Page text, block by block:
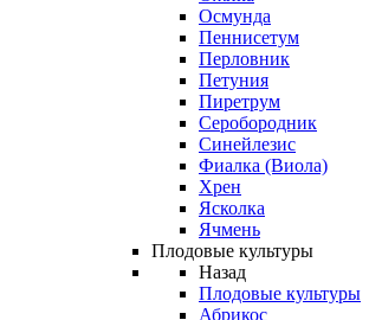
Осмунда
Пеннисетум
Перловник
Петуния
Пиретрум
Серобородник
Синейлезис
Фиалка (Виола)
Хрен
Ясколка
Ячмень
Плодовые культуры
Назад
Плодовые культуры
Абрикос